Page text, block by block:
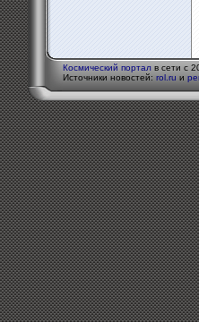
Космический портал в сети с
Источники новостей: rol.ru и